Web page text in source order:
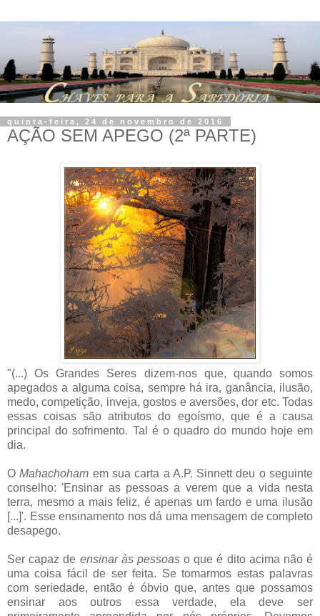
quinta-feira, 24 de novembro de 2016
AÇÃO SEM APEGO (2ª PARTE)
"(...) Os Grandes Seres dizem-nos que, quando somos
apegados a alguma coisa, sempre há ira, ganância, ilusão,
medo, competição, inveja, gostos e aversões, dor etc. Todas
essas coisas são atributos do egoísmo, que é a causa
principal do sofrimento. Tal é o quadro do mundo hoje em
dia.
OMahachoham em sua carta a A.P. Sinnett deu o seguinte
conselho: 'Ensinar as pessoas a verem que a vida nesta
terra, mesmo a mais feliz, é apenas um fardo e uma ilusão
[...]'. Esse ensinamento nos dá uma mensagem de completo
desapego.
Ser capaz de ensinar às pessoaso que é dito acima não é
uma coisa fácil de ser feita. Se tomarmos estas palavras
com seriedade, então é óbvio que, antes que possamos
ensinar aos outros essa verdade, ela deve ser